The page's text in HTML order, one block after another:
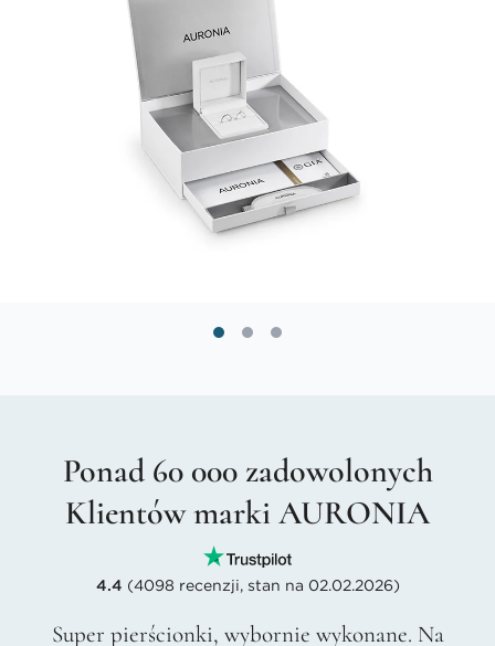
Ponad 60 000 zadowolonych
Klientów marki AURONIA
4.4 (4098 recenzji, stan na 02.02.2026)
Super pierścionki, wybornie wykonane. Na